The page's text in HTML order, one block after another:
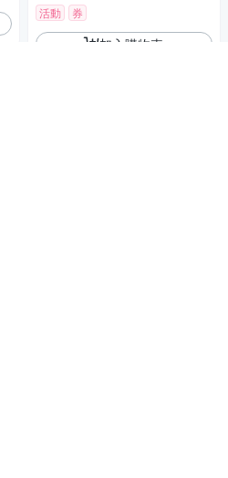
活動 券
加入購物車